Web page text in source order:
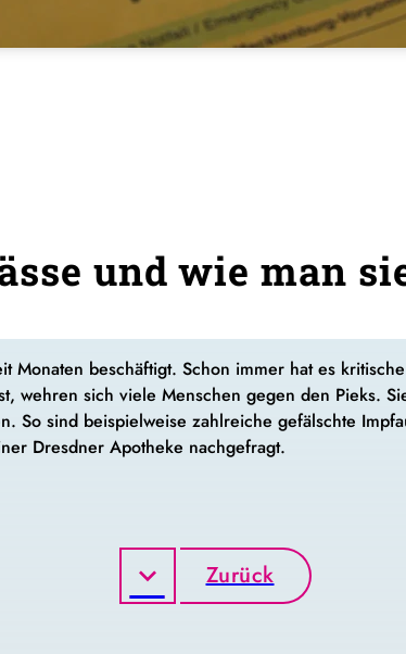
und wie man
Monaten beschäftigt. Schon immer hat es
wehren sich viele Menschen gegen den Pieks.
So sind beispielweise zahlreiche gefälschte
Dresdner Apotheke nachgefragt.
Zurück